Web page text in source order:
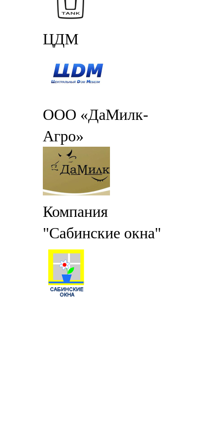
ЦДМ
ООО «ДаМилк-
Агро»
Компания
"Сабинские окна"